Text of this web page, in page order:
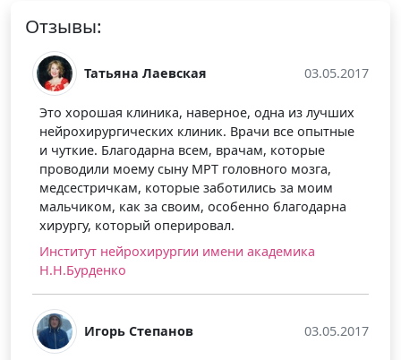
Отзывы:
Татьяна Лаевская 03.05.2017
Это хорошая клиника, наверное, одна из лучших
нейрохирургических клиник. Врачи все опытные
и чуткие. Благодарна всем, врачам, которые
проводили моему сыну МРТ головного мозга,
медсестричкам, которые заботились за моим
мальчиком, как за своим, особенно благодарна
хирургу, который оперировал.
Институт нейрохирургии имени академика
Н.Н.Бурденко
Игорь Степанов 03.05.2017